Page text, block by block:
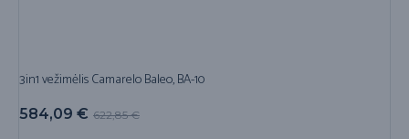
3in1 vežimėlis Camarelo Baleo, BA-10
622,85€
584,09 €